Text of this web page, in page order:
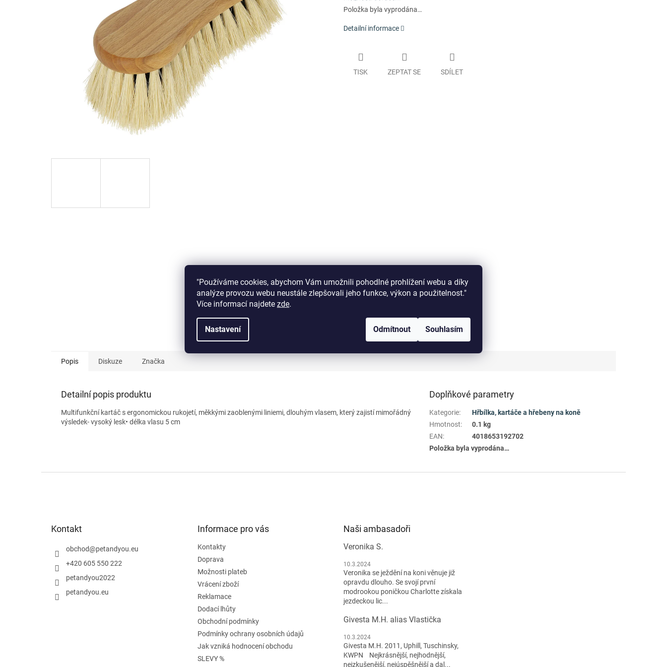
"Používáme cookies, abychom Vám umožnili pohodlné prohlížení webu a díky
analýze provozu webu neustále zlepšovali jeho funkce, výkon a použitelnost."
Více informací najdete zde.
Nastavení Odmítnout Souhlasím
Položka byla vyprodána…
Detailní informace
TISK ZEPTAT SE SDÍLET
Popis Diskuze Značka
Detailní popis produktu
Multifunkční kartáč s ergonomickou rukojetí, měkkými zaoblenými liniemi, dlouhým vlasem, který zajistí mimořádný
výsledek- vysoký lesk• délka vlasu 5 cm
Doplňkové parametry
Kategorie:
Hřbílka, kartáče a hřebeny na koně
Hmotnost:
0.1 kg
EAN:
4018653192702
Položka byla vyprodána…
Kontakt
obchod@petandyou.eu
+420 605 550 222
petandyou2022
petandyou.eu
Informace pro vás
Kontakty
Doprava
Možnosti plateb
Vrácení zboží
Reklamace
Dodací lhůty
Obchodní podmínky
Podmínky ochrany osobních údajů
Jak vzniká hodnocení obchodu
SLEVY %
Naši ambasadoři
Veronika S.
10.3.2024
Veronika se ježdění na koni věnuje již
opravdu dlouho. Se svojí první
modrookou poničkou Charlotte získala
jezdeckou lic...
Givesta M.H. alias Vlastička
10.3.2024
Givesta M.H. 2011, Uphill, Tuschinsky,
KWPN Nejkrásnější, nejhodnější,
nejzkušenější, nejúspěšnější a dal...